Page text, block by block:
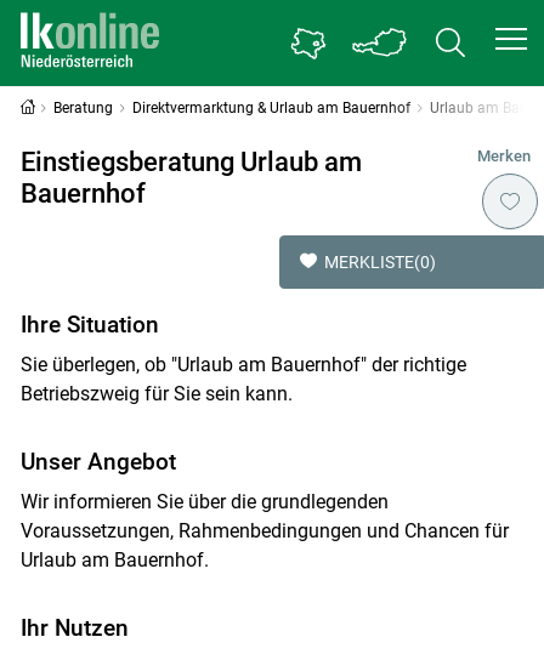
Beratung Direktvermarktung & Urlaub am Bauernhof Urlaub am
Merken
Einstiegsberatung Urlaub am
Bauernhof
MERKLISTE(0)
Ihre Situation
Sie überlegen, ob "Urlaub am Bauernhof" der richtige
Betriebszweig für Sie sein kann.
Unser Angebot
Wir informieren Sie über die grundlegenden
Voraussetzungen, Rahmenbedingungen und Chancen für
Urlaub am Bauernhof.
Ihr Nutzen